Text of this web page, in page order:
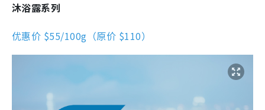
沐浴露系列
优惠价 $55/100g（原价 $110）